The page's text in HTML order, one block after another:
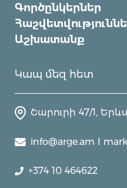
Գործընկերներ
Աշխատանք
Կապ մեզ հետ
Շարուրի 47/1,
info@arge.am I
+374 10 464622